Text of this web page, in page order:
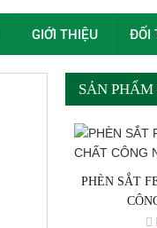
GIỚI THIỆU ĐỐI
SẢN
PHÈN SẮT